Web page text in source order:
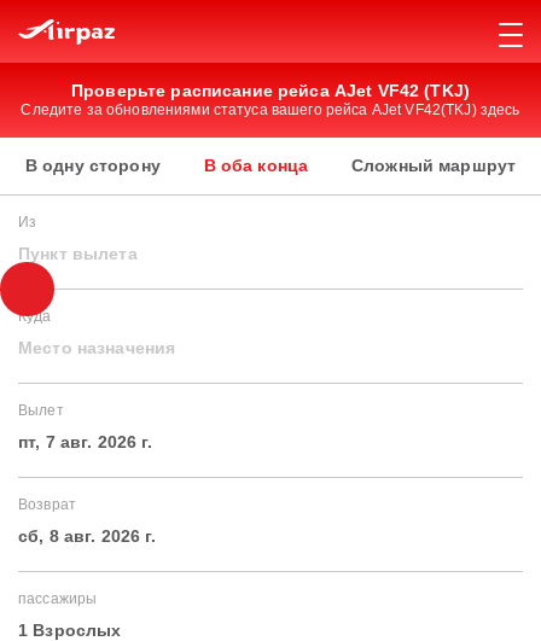
Проверьте расписание рейса AJet VF42 (TKJ)
Следите за обновлениями статуса вашего рейса AJet VF42(TKJ) здесь
В одну сторону В оба конца Сложный маршрут
Из
Пункт вылета
Куда
Место назначения
Вылет
пт, 7 авг. 2026 г.
Возврат
сб, 8 авг. 2026 г.
пассажиры
1 Взрослых